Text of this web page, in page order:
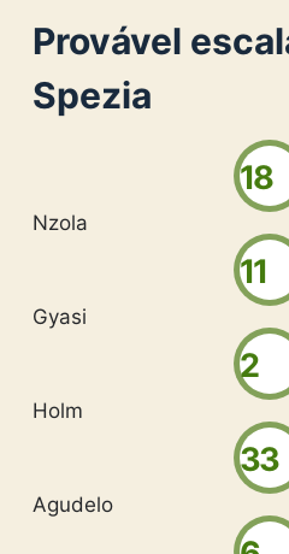
Provável
Spezia
18
Nzola
11
Gyasi
2
Holm
33
Agudelo